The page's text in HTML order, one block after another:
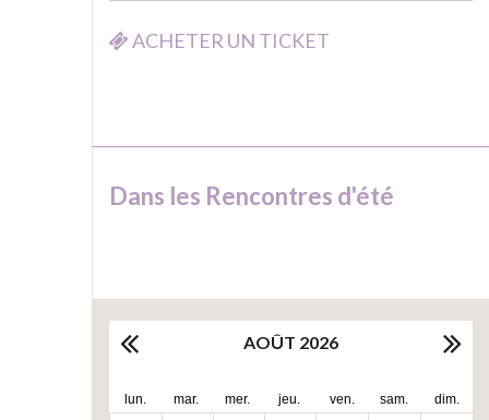
ACHETER UN TICKET
Dans les Rencontres d'été
AOÛT 2026
lun. mar. mer. jeu. ven. sam.
dim.